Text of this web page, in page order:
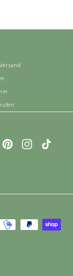
PinterestInstagramTikTok